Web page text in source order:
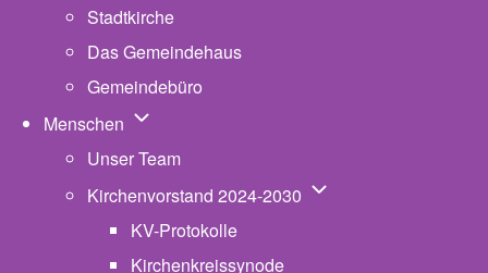
Stadtkirche
Das Gemeindehaus
Gemeindebüro
Menschen Unternavigation von Menschen
Unser Team
Kirchenvorstand 2024-2030 Unternavigation von
KV-Protokolle
Kirchenkreissynode